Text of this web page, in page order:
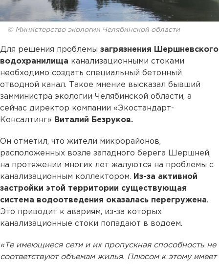
© Министерство экологии Челябинской области
Для решения проблемы загрязнения Шершневского
водохранилища канализационными стоками
необходимо создать специальный бетонный
отводной канал. Такое мнение высказал бывший
замминистра экологии Челябинской области, а
сейчас директор компании «Экостандарт-
Консалтинг» Виталий Безруков.
Он отметил, что жители микрорайонов,
расположенных возле западного берега Шершней,
на протяжении многих лет жалуются на проблемы с
канализационным коллектором. Из-за активной
застройки этой территории существующая
система водоотведения оказалась перегружена.
Это приводит к авариям, из-за которых
канализационные стоки попадают в водоем.
«Те имеющиеся сети и их пропускная способность не
соответствуют объемам жилья. Плюсом к этому имеет